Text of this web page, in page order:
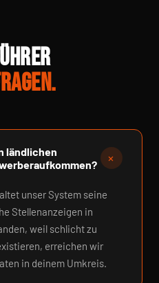
ländlichen
+
unser System seine
Stellenanzeigen in
weil schlicht zu
erreichen wir
in deinem Umkreis.